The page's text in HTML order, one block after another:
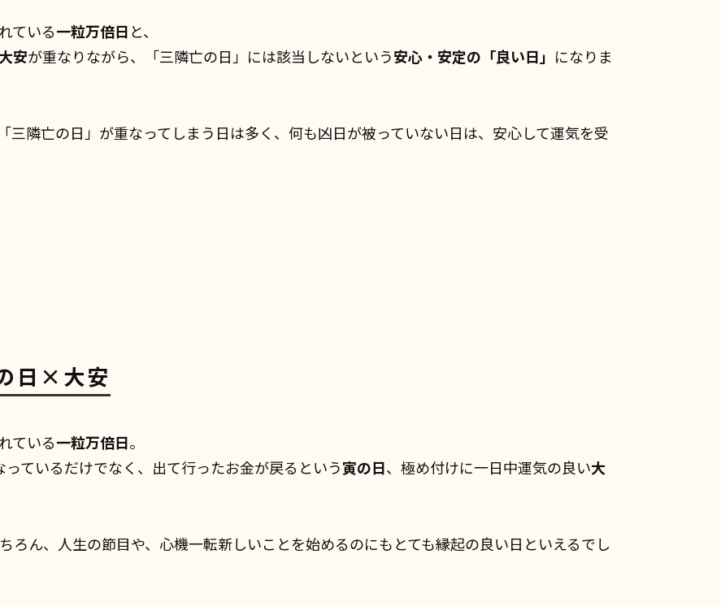
ている一粒万倍日と、
大安が重なりながら、「三隣亡の日」には該当しないという安心・安定の「良い日」 になりま
三隣亡の日」が重なってしまう日は多く、何も凶日が被っていない日は、安心して運気を受
日×大安
ている一粒万倍日。
っているだけでなく、出て行ったお金が戻るという寅の日、極め付けに一日中運気の良い大
ろん、人生の節目や、心機一転新しいことを始めるのにもとても縁起の良い日といえるでし